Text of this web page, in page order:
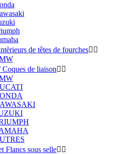
de têtes de fourches 
Coques de liaison 
Flancs sous selle 